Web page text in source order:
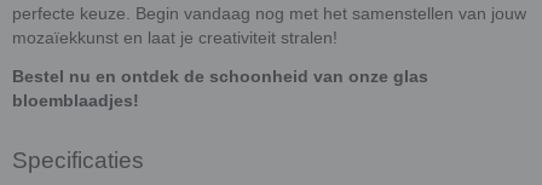
perfecte keuze. Begin vandaag nog met het samenstellen van jouw
mozaïekkunst en laat je creativiteit stralen!
Bestel nu en ontdek de schoonheid van onze glas
bloemblaadjes!
Specificaties